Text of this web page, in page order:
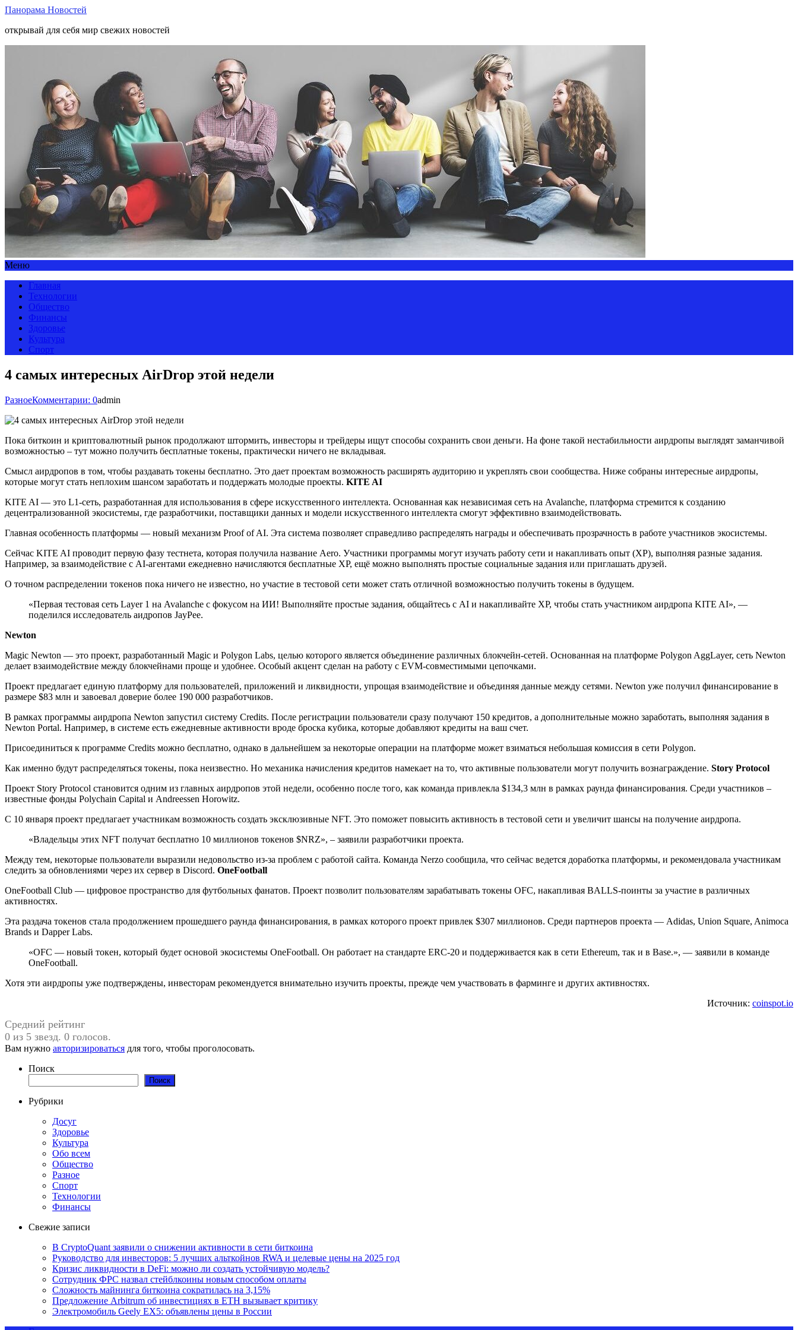
Панорама Новостей
открывай для себя мир свежих новостей
Меню
Главная
Технологии
Общество
Финансы
Здоровье
Культура
Спорт
4 самых интересных AirDrop этой недели
РазноеКомментарии: 0admin
Пока биткоин и криптовалютный рынок продолжают штормить, инвесторы и трейдеры ищут способы сохранить свои деньги. На фоне такой нестабильности аирдропы выглядят заманчивой
возможностью – тут можно получить бесплатные токены, практически ничего не вкладывая.
Смысл аирдропов в том, чтобы раздавать токены бесплатно. Это дает проектам возможность расширять аудиторию и укреплять свои сообщества. Ниже собраны интересные аирдропы,
которые могут стать неплохим шансом заработать и поддержать молодые проекты. KITE AI
KITE AI — это L1-сеть, разработанная для использования в сфере искусственного интеллекта. Основанная как независимая сеть на Avalanche, платформа стремится к созданию
децентрализованной экосистемы, где разработчики, поставщики данных и модели искусственного интеллекта смогут эффективно взаимодействовать.
Главная особенность платформы — новый механизм Proof of AI. Эта система позволяет справедливо распределять награды и обеспечивать прозрачность в работе участников экосистемы.
Сейчас KITE AI проводит первую фазу тестнета, которая получила название Aero. Участники программы могут изучать работу сети и накапливать опыт (XP), выполняя разные задания.
Например, за взаимодействие с AI-агентами ежедневно начисляются бесплатные XP, ещё можно выполнять простые социальные задания или приглашать друзей.
О точном распределении токенов пока ничего не известно, но участие в тестовой сети может стать отличной возможностью получить токены в будущем.
«Первая тестовая сеть Layer 1 на Avalanche с фокусом на ИИ! Выполняйте простые задания, общайтесь с AI и накапливайте XP, чтобы стать участником аирдропа KITE AI», —
поделился исследователь аидропов JayPee.
Newton
Magic Newton — это проект, разработанный Magic и Polygon Labs, целью которого является объединение различных блокчейн-сетей. Основанная на платформе Polygon AggLayer, сеть Newton
делает взаимодействие между блокчейнами проще и удобнее. Особый акцент сделан на работу с EVM-совместимыми цепочками.
Проект предлагает единую платформу для пользователей, приложений и ликвидности, упрощая взаимодействие и объединяя данные между сетями. Newton уже получил финансирование в
размере $83 млн и завоевал доверие более 190 000 разработчиков.
В рамках программы аирдропа Newton запустил систему Credits. После регистрации пользователи сразу получают 150 кредитов, а дополнительные можно заработать, выполняя задания в
Newton Portal. Например, в системе есть ежедневные активности вроде броска кубика, которые добавляют кредиты на ваш счет.
Присоединиться к программе Credits можно бесплатно, однако в дальнейшем за некоторые операции на платформе может взиматься небольшая комиссия в сети Polygon.
Как именно будут распределяться токены, пока неизвестно. Но механика начисления кредитов намекает на то, что активные пользователи могут получить вознаграждение. Story Protocol
Проект Story Protocol становится одним из главных аирдропов этой недели, особенно после того, как команда привлекла $134,3 млн в рамках раунда финансирования. Среди участников –
известные фонды Polychain Capital и Andreessen Horowitz.
С 10 января проект предлагает участникам возможность создать эксклюзивные NFT. Это поможет повысить активность в тестовой сети и увеличит шансы на получение аирдропа.
«Владельцы этих NFT получат бесплатно 10 миллионов токенов $NRZ», – заявили разработчики проекта.
Между тем, некоторые пользователи выразили недовольство из-за проблем с работой сайта. Команда Nerzo сообщила, что сейчас ведется доработка платформы, и рекомендовала участникам
следить за обновлениями через их сервер в Discord. OneFootball
OneFootball Club — цифровое пространство для футбольных фанатов. Проект позволит пользователям зарабатывать токены OFC, накапливая BALLS-поинты за участие в различных
активностях.
Эта раздача токенов стала продолжением прошедшего раунда финансирования, в рамках которого проект привлек $307 миллионов. Среди партнеров проекта — Adidas, Union Square, Animoca
Brands и Dapper Labs.
«OFC — новый токен, который будет основой экосистемы OneFootball. Он работает на стандарте ERC-20 и поддерживается как в сети Ethereum, так и в Base.», — заявили в команде
OneFootball.
Хотя эти аирдропы уже подтверждены, инвесторам рекомендуется внимательно изучить проекты, прежде чем участвовать в фарминге и других активностях.
Источник: coinspot.io
Средний рейтинг
0 из 5 звезд. 0 голосов.
Вам нужно авторизироваться для того, чтобы проголосовать.
Поиск
Поиск
Рубрики
Досуг
Здоровье
Культура
Обо всем
Общество
Разное
Спорт
Технологии
Финансы
Свежие записи
В CryptoQuant заявили о снижении активности в сети биткоина
Руководство для инвесторов: 5 лучших альткойнов RWA и целевые цены на 2025 год
Кризис ликвидности в DeFi: можно ли создать устойчивую модель?
Сотрудник ФРС назвал стейблкоины новым способом оплаты
Сложность майнинга биткоина сократилась на 3,15%
Предложение Arbitrum об инвестициях в ETH вызывает критику
Электромобиль Geely EX5: объявлены цены в России